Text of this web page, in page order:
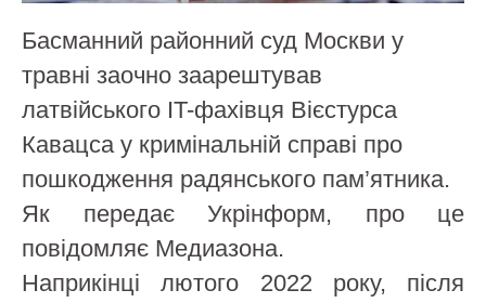
Басманний районний суд Москви у
травні заочно заарештував
латвійського IT-фахівця Вієстурса
Кавацса у кримінальній справі про
пошкодження радянського пам’ятника.
Як передає Укрінформ, про це
повідомляє Медиазона.
Наприкінці лютого 2022 року, після